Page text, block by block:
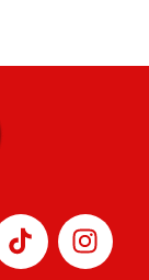
I
n